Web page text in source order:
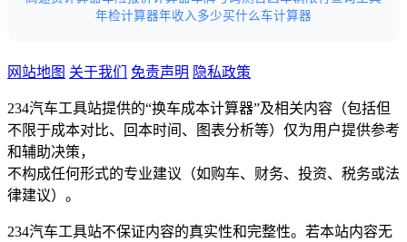
年检计算器年收入多少买什么车计算器
网站地图 关于我们 免责声明 隐私政策
234汽车工具站提供的“换车成本计算器”及相关内容（包括但
不限于成本对比、回本时间、图表分析等）仅为用户提供参考
和辅助决策，
不构成任何形式的专业建议（如购车、财务、投资、税务或法
律建议）。
234汽车工具站不保证内容的真实性和完整性。若本站内容无